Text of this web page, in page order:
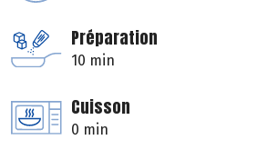
Préparation
10 min
Cuisson
0 min